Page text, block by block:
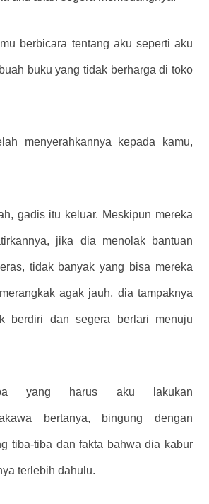
berbicara tentang aku seperti aku
buku yang tidak berharga di toko
menyerahkannya kepada kamu,
gadis itu keluar. Meskipun mereka
jika dia menolak bantuan
tidak banyak yang bisa mereka
agak jauh, dia tampaknya
berdiri dan segera berlari menuju
yang harus aku lakukan
bertanya, bingung dengan
tiba-tiba dan fakta bahwa dia kabur
terlebih dahulu.